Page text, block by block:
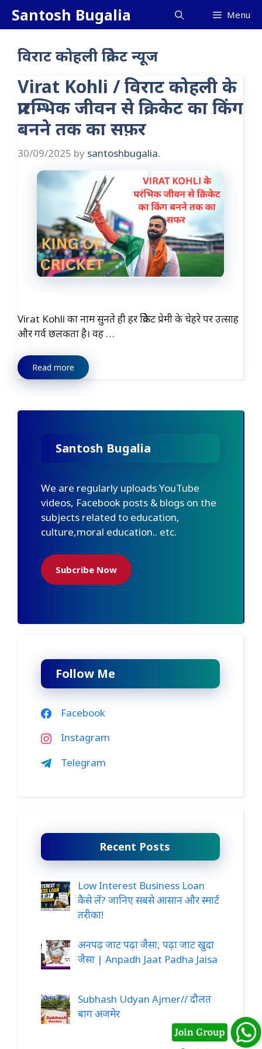
SkipSantosh Bugalia Menu
विराट कोहली क्रिकेट न्यूज
Virat Kohli / विराट कोहली के
प्रारम्भिक जीवन से क्रिकेट का किंग
बनने तक का सफ़र
30/09/2025 by santoshbugalia.
Virat Kohli का नाम सुनते ही हर क्रिकेट प्रेमी के चेहरे पर उत्साह
और गर्व छलकता है। वह …
Read more
Santosh Bugalia
We are regularly uploads YouTube
videos, Facebook posts & blogs on the
subjects related to education,
culture,moral education.. etc.
Subcribe Now
Follow Me
Facebook
Instagram
Telegram
Recent Posts
Low Interest Business Loan
कैसे लें? जानिए सबसे आसान और स्मार्ट
तरीका!
अनपढ़ जाट पढ़ा जैसा, पढ़ा जाट खुदा
जैसा | Anpadh Jaat Padha Jaisa
Subhash Udyan Ajmer// दौलत
बाग अजमेर